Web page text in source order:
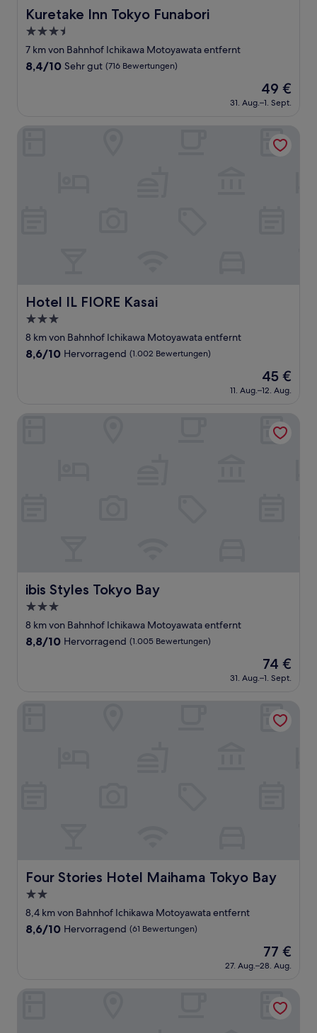
Kuretake Inn Tokyo Funabori
Kuretake Inn Tokyo Funabori
3.5-
Sterne-
Unterkunft
7 km von Bahnhof Ichikawa Motoyawata entfernt
8.4
(716
8,4/10 Sehr gut (716 Bewertungen)
Der
Preis
beträgt
49 €
31. Aug.–1. Sept.
Hotel IL FIORE Kasai
Hotel IL FIORE Kasai
3.0-
Sterne-
Unterkunft
8 km von Bahnhof Ichikawa Motoyawata entfernt
8.6
Bewertungen)
8,6/10 Hervorragend (1.002 Bewertungen)
Der
Preis
beträgt
45 €
11. Aug.–12. Aug.
ibis Styles Tokyo Bay
ibis Styles Tokyo Bay
3.0-
Sterne-
Unterkunft
8 km von Bahnhof Ichikawa Motoyawata entfernt
8.8
Bewertungen)
8,8/10 Hervorragend (1.005 Bewertungen)
Der
Preis
beträgt
74 €
31. Aug.–1. Sept.
Four Stories Hotel Maihama Tokyo Bay
Four Stories Hotel Maihama Tokyo Bay
2.0-
Sterne-
Unterkunft
8,4 km von Bahnhof Ichikawa Motoyawata entfernt
8.6
Bewertungen)
8,6/10 Hervorragend (61 Bewertungen)
Der
Preis
beträgt
77 €
27. Aug.–28. Aug.